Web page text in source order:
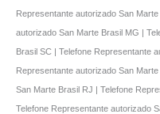
Representante autorizado San
autorizado San Marte Brasil MG |
Brasil SC | Telefone Representante
Representante autorizado San
San Marte Brasil RJ | Telefone
Telefone Representante autorizado